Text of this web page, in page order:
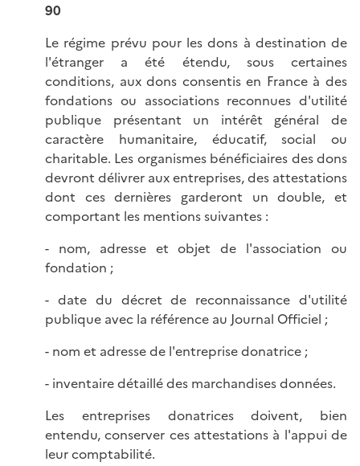
90
Le régime prévu pour les dons à destination de
l'étranger a été étendu, sous certaines
conditions, aux dons consentis en France à des
fondations ou associations reconnues d'utilité
publique présentant un intérêt général de
caractère humanitaire, éducatif, social ou
charitable. Les organismes bénéficiaires des dons
devront délivrer aux entreprises, des attestations
dont ces dernières garderont un double, et
comportant les mentions suivantes :
- nom, adresse et objet de l'association ou
fondation ;
- date du décret de reconnaissance d'utilité
publique avec la référence au Journal Officiel ;
- nom et adresse de l'entreprise donatrice ;
- inventaire détaillé des marchandises données.
Les entreprises donatrices doivent, bien
entendu, conserver ces attestations à l'appui de
leur comptabilité.